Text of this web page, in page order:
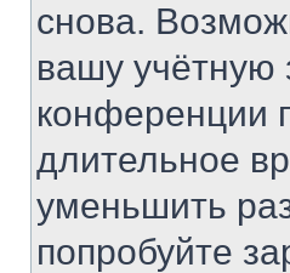
снова.
вашу учётную
конференции
длительное
уменьшить
попробуйте